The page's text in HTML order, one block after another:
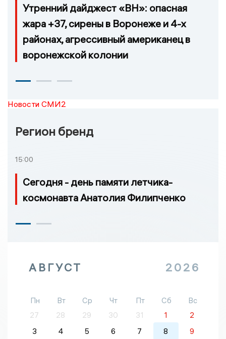
Утренний дайджест «ВН»: опасная
жара +37, сирены в Воронеже и 4-х
районах, агрессивный американец в
воронежской колонии
Новости СМИ2
Регион бренд
15:00
Сегодня - день памяти летчика-
космонавта Анатолия Филипченко
АВГУСТ 2026
Пн Вт Ср Чт Пт Сб
Вс
27
28 29 30 31 1
2
3
4 5 6 7 8
9